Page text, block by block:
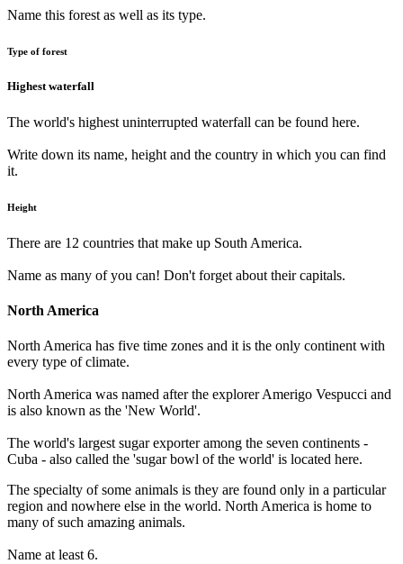
Name this forest as well as its type.
Type of forest
Highest waterfall
The world's highest uninterrupted waterfall can be found here.
Write down its name, height and the country in which you can find
it.
Height
There are 12 countries that make up South America.
Name as many of you can! Don't forget about their capitals.
North America
North America has five time zones and it is the only continent with
every type of climate.
North America was named after the explorer Amerigo Vespucci and
is also known as the 'New World'.
The world's largest sugar exporter among the seven continents -
Cuba - also called the 'sugar bowl of the world' is located here.
The specialty of some animals is they are found only in a particular
region and nowhere else in the world. North America is home to
many of such amazing animals.
Name at least 6.